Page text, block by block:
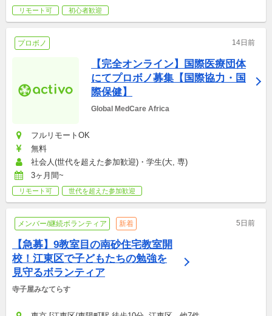
リモート可 初心者歓迎
プロボノ 14日前
【完全オンライン】国際医療団体
にてプロボノ募集【国際協力・国
際保健】
Global MedCare Africa
フルリモートOK
無料
社会人(世代を超えた参加歓迎)・学生(大, 専)
3ヶ月間~
リモート可 世代を超えた参加歓迎
メンバー/継続ボランティア 新着 5日前
【急募】9教室目の南砂住宅教室開
校！江東区で子どもたちの勉強を
見守るボランティア
寺子屋みなてらす